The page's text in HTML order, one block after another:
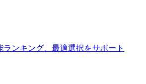
ランキング、最適選択をサポート